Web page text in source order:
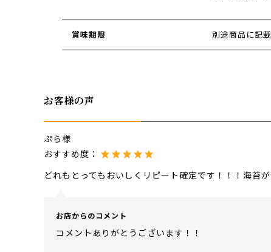
賞味期限 別途商品に記載
お客様の声
ぷら様
おすすめ度：
どれもとってもおいしくリピート確定です！！！海苔
お店からのコメント
コメントありがとうございます！！